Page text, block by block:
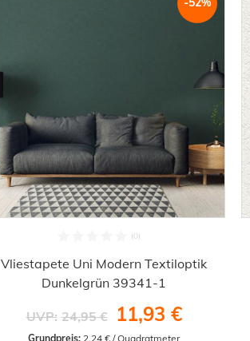
Vliestapete Uni Modern Textiloptik
Dunkelgrün 39341-1
UVP: 24,95 € 11,93 €
Grundpreis: 2,24 € / Quadratmeter